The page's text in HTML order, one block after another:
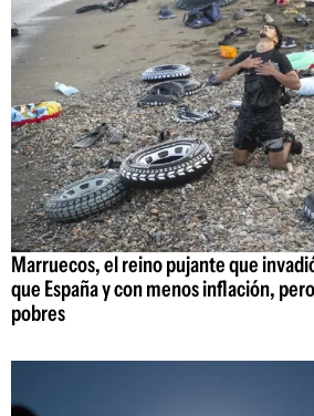
Marruecos, el reino pujante que
que España y con menos inflación,
pobres